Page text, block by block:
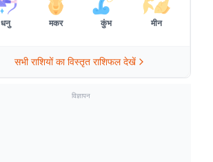
धनु मकर कुंभ मीन
सभी राशियों का विस्तृत राशिफल देखें
विज्ञापन